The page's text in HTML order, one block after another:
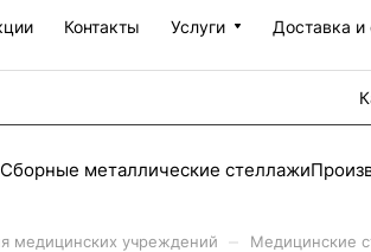
Контакты Услуги Доставка и
Сборные металлические стеллажи
медицинских учреждений Медицинские